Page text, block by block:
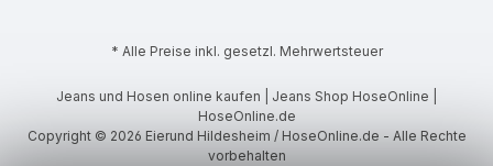
* Alle Preise inkl. gesetzl. Mehrwertsteuer
Jeans und Hosen online kaufen | Jeans Shop HoseOnline |
HoseOnline.de
Copyright © 2026 Eierund Hildesheim / HoseOnline.de - Alle Rechte
vorbehalten